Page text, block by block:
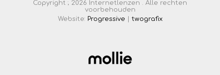
Copyright ; 2026 Internetlenzen . Alle rechten
voorbehouden
Website: Progressive twografix